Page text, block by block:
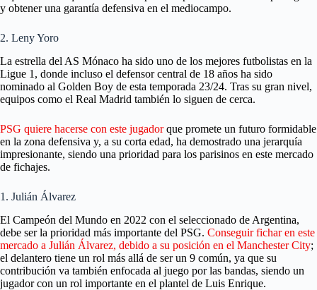
y obtener una garantía defensiva en el mediocampo.
2. Leny Yoro
La estrella del AS Mónaco ha sido uno de los mejores futbolistas en la
Ligue 1, donde incluso el defensor central de 18 años ha sido
nominado al Golden Boy de esta temporada 23/24. Tras su gran nivel,
equipos como el Real Madrid también lo siguen de cerca.
PSG quiere hacerse con este jugadorque promete un futuro formidable
en la zona defensiva y, a su corta edad, ha demostrado una jerarquía
impresionante, siendo una prioridad para los parisinos en este mercado
de fichajes.
1. Julián Álvarez
El Campeón del Mundo en 2022 con el seleccionado de Argentina,
debe ser la prioridad más importante del PSG. Conseguir fichar en este
mercado a Julián Álvarez, debido a su posición en el Manchester City;
el delantero tiene un rol más allá de ser un 9 común, ya que su
contribución va también enfocada al juego por las bandas, siendo un
jugador con un rol importante en el plantel de Luis Enrique.